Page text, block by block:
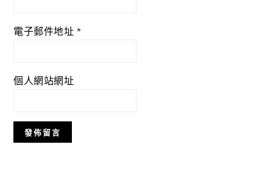
電子郵件地址 *
個人網站網址